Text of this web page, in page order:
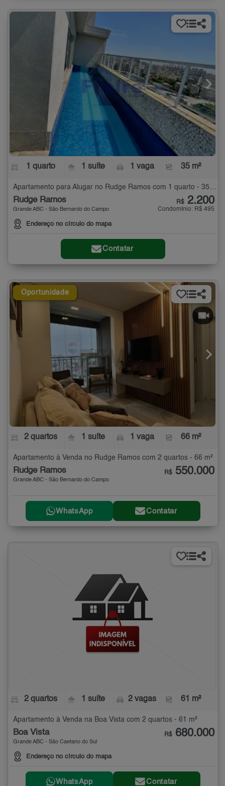
1 quarto 1 suíte 1 vaga 35 m²
Rudge Ramos
Grande ABC - São Bernardo do Campo
Endereço no círculo do mapa
R$ 2.200
Condomínio: R$ 495
Contatar
Oportunidade
2 quartos 1 suíte 1 vaga 66 m²
Apartamento à Venda no Rudge Ramos com 2 quartos - 66 m²
Rudge Ramos
Grande ABC - São Bernardo do Campo
R$ 550.000
WhatsApp Contatar
2 quartos 1 suíte 2 vagas 61 m²
Apartamento à Venda na Boa Vista com 2 quartos - 61 m²
Boa Vista
Grande ABC - São Caetano do Sul
Endereço no círculo do mapa
R$ 680.000
WhatsApp Contatar